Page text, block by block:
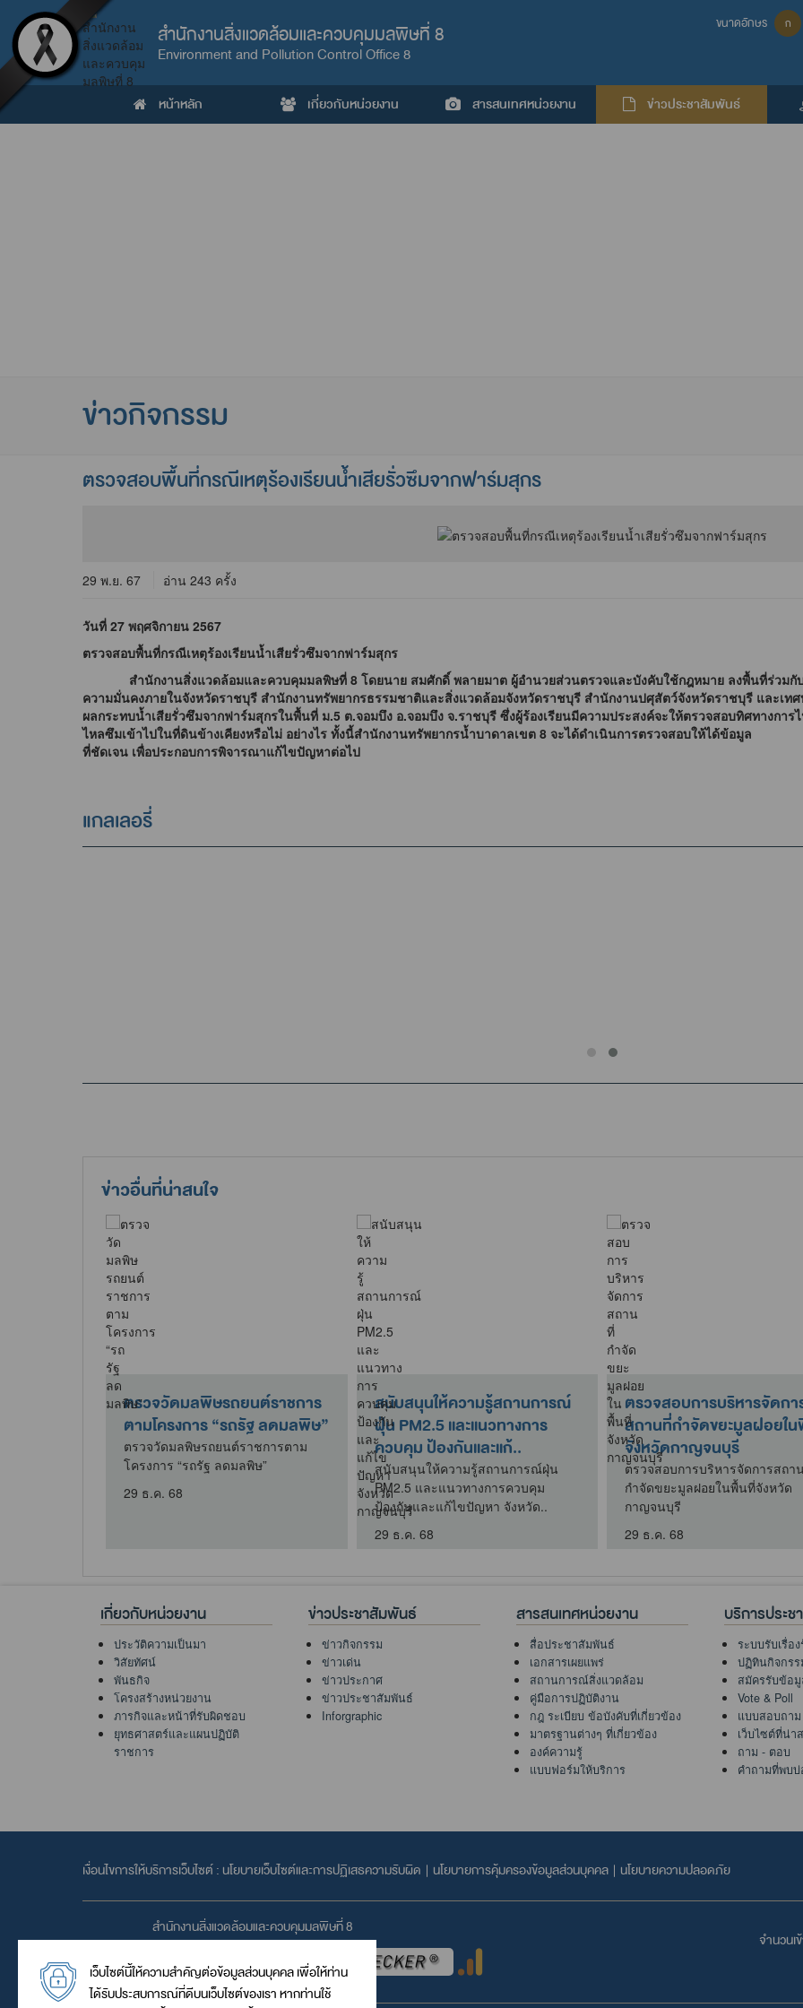
สำนักงานสิ่งแวดล้อมและควบคุมมลพิษที่ 8
Environment and Pollution Control Office 8
ขนาดอักษร ก
หน้าหลัก เกี่ยวกับหน่วยงาน สารสนเทศหน่วยงาน ข่าวประชาสัมพันธ์
ข่าวกิจกรรม
ตรวจสอบพื้นที่กรณีเหตุร้องเรียนน้ำเสียรั่วซึมจากฟาร์มสุกร
29 พ.ย. 67 อ่าน 243 ครั้ง
วันที่ 27 พฤศจิกายน 2567
ตรวจสอบพื้นที่กรณีเหตุร้องเรียนน้ำเสียรั่วซึมจากฟาร์มสุกร
สำนักงานสิ่งแวดล้อมและควบคุมมลพิษที่ 8 โดยนาย สมศักดิ์ พลายมาต ผู้อำนวยส่วนตรวจและบังคับใช้กฎหมาย ลงพื้นที่ร่วมกับ
ความมั่นคงภายในจังหวัดราชบุรี สำนักงานทรัพยากรธรรมชาติและสิ่งแวดล้อมจังหวัดราชบุรี สำนักงานปศุสัตว์จังหวัดราชบุรี และเท
ผลกระทบน้ำเสียรั่วซึมจากฟาร์มสุกรในพื้นที่ ม.5 ต.จอมบึง อ.จอมบึง จ.ราชบุรี ซึ่งผู้ร้องเรียนมีความประสงค์จะให้ตรวจสอบทิศทางก
ไหลซึมเข้าไปในที่ดินข้างเคียงหรือไม่ อย่างไร ทั้งนี้สำนักงานทรัพยากรน้ำบาดาลเขต 8 จะได้ดำเนินการตรวจสอบให้ได้ข้อมูล
ที่ชัดเจน เพื่อประกอบการพิจารณาแก้ไขปัญหาต่อไป
แกลเลอรี่
ข่าวอื่นที่น่าสนใจ
ตรวจวัดมลพิษรถยนต์ราชการ
ตามโครงการ “รถรัฐ ลดมลพิษ”
ตรวจวัดมลพิษรถยนต์ราชการตาม
โครงการ “รถรัฐ ลดมลพิษ”
29 ธ.ค. 68
สนับสนุนให้ความรู้สถานการณ์
ฝุ่น PM2.5 และแนวทางการ
ควบคุม ป้องกันและแก้..
สนับสนุนให้ความรู้สถานการณ์ฝุ่น
PM2.5 และแนวทางการควบคุม
ป้องกันและแก้ไขปัญหา จังหวัด..
29 ธ.ค. 68
ตรวจสอบการบริหารจัดกา
สถานที่กำจัดขยะมูลฝอยใ
จังหวัดกาญจนบุรี
ตรวจสอบการบริหารจัดการสถา
กำจัดขยะมูลฝอยในพื้นที่จังหวัด
กาญจนบุรี
29 ธ.ค. 68
เกี่ยวกับหน่วยงาน
ประวัติความเป็นมา
วิสัยทัศน์
พันธกิจ
โครงสร้างหน่วยงาน
ภารกิจและหน้าที่รับผิดชอบ
ยุทธศาสตร์และแผนปฏิบัติ
ราชการ
ข่าวประชาสัมพันธ์
ข่าวกิจกรรม
ข่าวเด่น
ข่าวประกาศ
ข่าวประชาสัมพันธ์
Inforgraphic
สารสนเทศหน่วยงาน
สื่อประชาสัมพันธ์
เอกสารเผยแพร่
สถานการณ์สิ่งแวดล้อม
คู่มือการปฏิบัติงาน
กฎ ระเบียบ ข้อบังคับที่เกี่ยวข้อง
มาตรฐานต่างๆ ที่เกี่ยวข้อง
องค์ความรู้
แบบฟอร์มให้บริการ
บริการประช
ระบบรับเรื่อ
ปฏิทินกิจกรร
สมัครรับข้อ
Vote & Poll
แบบสอบถาม
เว็บไซต์ที่น่า
ถาม - ตอบ
คำถามที่พบบ่
เงื่อนไขการให้บริการเว็บไซต์ : นโยบายเว็บไซต์และการปฏิเสธความรับผิด | นโยบายการคุ้มครองข้อมูลส่วนบุคคล | นโยบายความปลอดภัย
สำนักงานสิ่งแวดล้อมและควบคุมมลพิษที่ 8
จำนวนเ
เว็บไซต์นี้ให้ความสำคัญต่อข้อมูลส่วนบุคคล เพื่อให้ท่าน
ได้รับประสบการณ์ที่ดีบนเว็บไซต์ของเรา หากท่านใช้